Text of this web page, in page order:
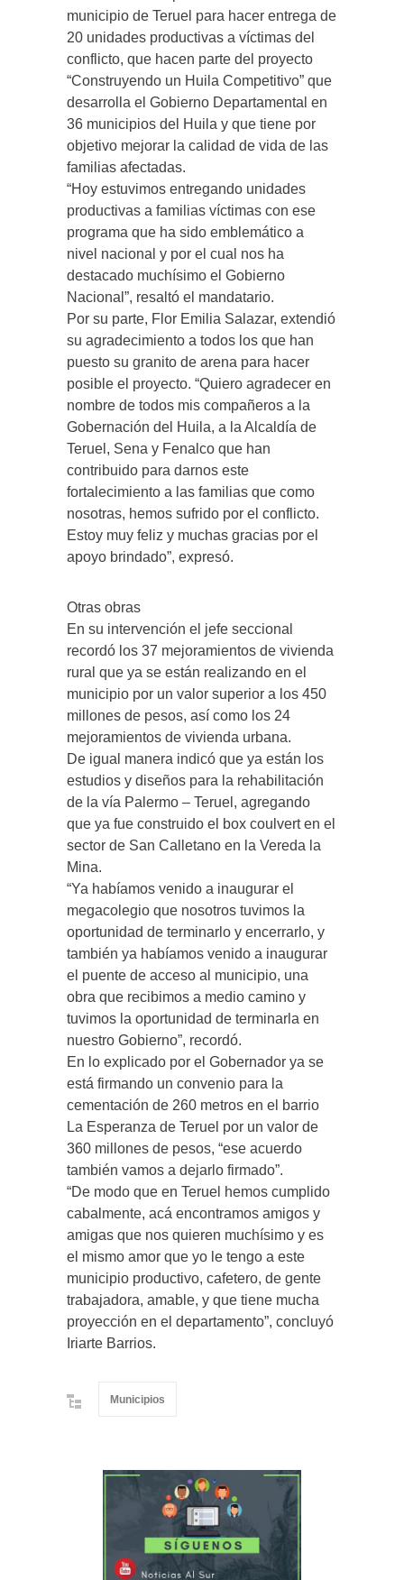
municipio de Teruel para hacer entrega de
20 unidades productivas a víctimas del
conflicto, que hacen parte del proyecto
“Construyendo un Huila Competitivo” que
desarrolla el Gobierno Departamental en
36 municipios del Huila y que tiene por
objetivo mejorar la calidad de vida de las
familias afectadas.
“Hoy estuvimos entregando unidades
productivas a familias víctimas con ese
programa que ha sido emblemático a
nivel nacional y por el cual nos ha
destacado muchísimo el Gobierno
Nacional”, resaltó el mandatario.
Por su parte, Flor Emilia Salazar, extendió
su agradecimiento a todos los que han
puesto su granito de arena para hacer
posible el proyecto. “Quiero agradecer en
nombre de todos mis compañeros a la
Gobernación del Huila, a la Alcaldía de
Teruel, Sena y Fenalco que han
contribuido para darnos este
fortalecimiento a las familias que como
nosotras, hemos sufrido por el conflicto.
Estoy muy feliz y muchas gracias por el
apoyo brindado”, expresó.
Otras obras
En su intervención el jefe seccional
recordó los 37 mejoramientos de vivienda
rural que ya se están realizando en el
municipio por un valor superior a los 450
millones de pesos, así como los 24
mejoramientos de vivienda urbana.
De igual manera indicó que ya están los
estudios y diseños para la rehabilitación
de la vía Palermo – Teruel, agregando
que ya fue construido el box coulvert en el
sector de San Calletano en la Vereda la
Mina.
“Ya habíamos venido a inaugurar el
megacolegio que nosotros tuvimos la
oportunidad de terminarlo y encerrarlo, y
también ya habíamos venido a inaugurar
el puente de acceso al municipio, una
obra que recibimos a medio camino y
tuvimos la oportunidad de terminarla en
nuestro Gobierno”, recordó.
En lo explicado por el Gobernador ya se
está firmando un convenio para la
cementación de 260 metros en el barrio
La Esperanza de Teruel por un valor de
360 millones de pesos, “ese acuerdo
también vamos a dejarlo firmado”.
“De modo que en Teruel hemos cumplido
cabalmente, acá encontramos amigos y
amigas que nos quieren muchísimo y es
el mismo amor que yo le tengo a este
municipio productivo, cafetero, de gente
trabajadora, amable, y que tiene mucha
proyección en el departamento”, concluyó
Iriarte Barrios.
Municipios